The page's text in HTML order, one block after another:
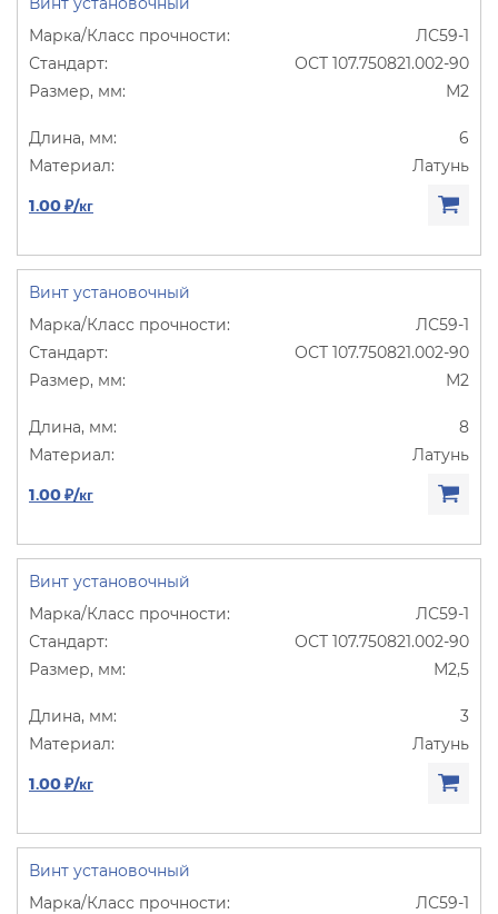
ЛС59-1
ОСТ 107.750821.002-90
М2
6
Латунь
1.00 ₽/кг
Винт установочный
ЛС59-1
ОСТ 107.750821.002-90
М2
8
Латунь
1.00 ₽/кг
Винт установочный
ЛС59-1
ОСТ 107.750821.002-90
М2,5
3
Латунь
1.00 ₽/кг
Винт установочный
ЛС59-1